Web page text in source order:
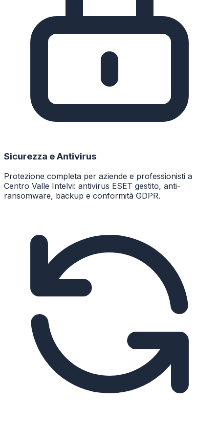
Sicurezza e Antivirus
Protezione completa per aziende e professionisti a
Centro Valle Intelvi: antivirus ESET gestito, anti-
ransomware, backup e conformità GDPR.